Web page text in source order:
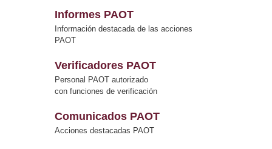
Informes PAOT
Información destacada de las acciones
PAOT
Verificadores PAOT
Personal PAOT autorizado
con funciones de verificación
Comunicados PAOT
Acciones destacadas PAOT